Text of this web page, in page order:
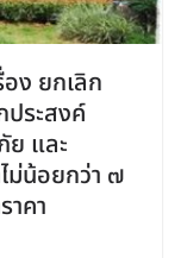
ง ยกเลิก
ประสงค์
และ
ม่น้อยกว่า ๗
าคา